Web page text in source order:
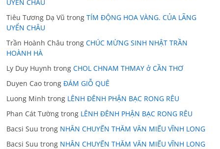
UYỂN CHÂU
Tiêu Tương Dạ Vũ trongTÍM ĐỘNG HOA VÀNG. CỦA LÃNG
UYỂN CHÂU
Trần Hoành Châu trongCHÚC MỪNG SINH NHẬT TRẦN
HOÀNH HÀ
Ly Duy Huynh trongCHOL CHNAM THMAY ở CẦN THƠ
Duyen Cao trongĐÁM GIỖ QUÊ
Luong Minh trong LÊNH ĐÊNH PHẬN BẠC RONG RÊU
Phan Cát Tường trong LÊNH ĐÊNH PHẬN BẠC RONG RÊU
Bacsi Suu trong NHÂN CHUYẾN THĂM VĂN MIẾU VĨNH LONG
Bacsi Suu trong NHÂN CHUYẾN THĂM VĂN MIẾU VĨNH LONG